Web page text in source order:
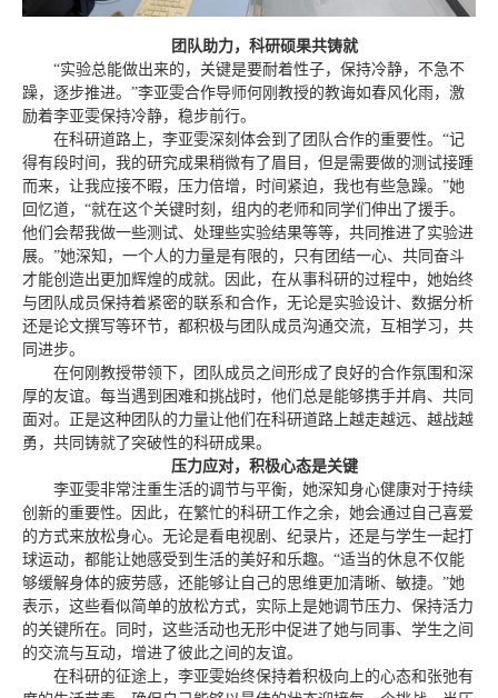
团队助力，科研硕果共铸就
“实验总能做出来的，关键是要耐着性子，保持冷静，不急不
躁，逐步推进。”李亚雯合作导师何刚教授的教诲如春风化雨，激
励着李亚雯保持冷静，稳步前行。
在科研道路上，李亚雯深刻体会到了团队合作的重要性。“记
得有段时间，我的研究成果稍微有了眉目，但是需要做的测试接踵
而来，让我应接不暇，压力倍增，时间紧迫，我也有些急躁。”她
回忆道，“就在这个关键时刻，组内的老师和同学们伸出了援手。
他们会帮我做一些测试、处理些实验结果等等，共同推进了实验进
展。”她深知，一个人的力量是有限的，只有团结一心、共同奋斗
才能创造出更加辉煌的成就。因此，在从事科研的过程中，她始终
与团队成员保持着紧密的联系和合作，无论是实验设计、数据分析
还是论文撰写等环节，都积极与团队成员沟通交流，互相学习，共
同进步。
在何刚教授带领下，团队成员之间形成了良好的合作氛围和深
厚的友谊。每当遇到困难和挑战时，他们总是能够携手并肩、共同
面对。正是这种团队的力量让他们在科研道路上越走越远、越战越
勇，共同铸就了突破性的科研成果。
压力应对，积极心态是关键
李亚雯非常注重生活的调节与平衡，她深知身心健康对于持续
创新的重要性。因此，在繁忙的科研工作之余，她会通过自己喜爱
的方式来放松身心。无论是看电视剧、纪录片，还是与学生一起打
球运动，都能让她感受到生活的美好和乐趣。“适当的休息不仅能
够缓解身体的疲劳感，还能够让自己的思维更加清晰、敏捷。”她
表示，这些看似简单的放松方式，实际上是她调节压力、保持活力
的关键所在。同时，这些活动也无形中促进了她与同事、学生之间
的交流与互动，增进了彼此之间的友谊。
在科研的征途上，李亚雯始终保持着积极向上的心态和张弛有